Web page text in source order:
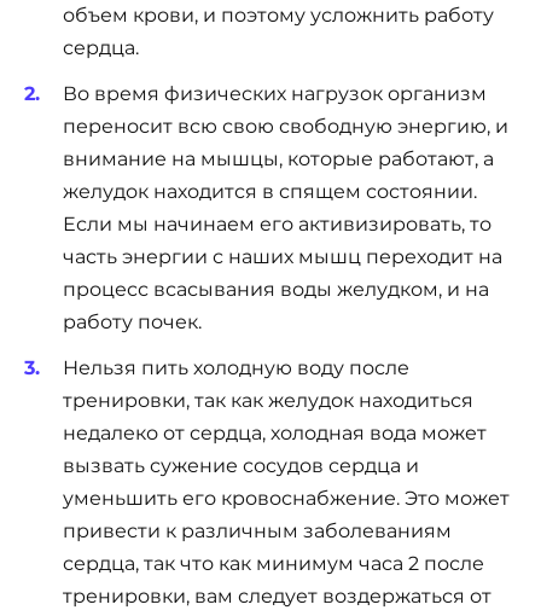
объем крови, и поэтому усложнить работу
сердца.
Во время физических нагрузок организм
переносит всю свою свободную энергию, и
внимание на мышцы, которые работают, а
желудок находится в спящем состоянии.
Если мы начинаем его активизировать, то
часть энергии с наших мышц переходит на
процесс всасывания воды желудком, и на
работу почек.
Нельзя пить холодную воду после
тренировки, так как желудок находиться
недалеко от сердца, холодная вода может
вызвать сужение сосудов сердца и
уменьшить его кровоснабжение. Это может
привести к различным заболеваниям
сердца, так что как минимум часа 2 после
тренировки, вам следует воздержаться от